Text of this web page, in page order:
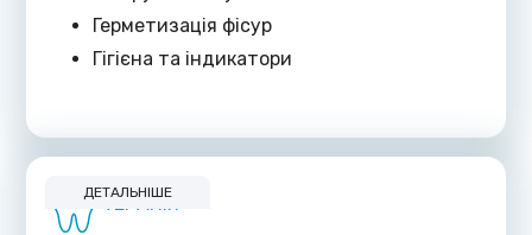
Герметизація фісур
Гігієна та індикатори
ТЕРАПІЯ
ДЕТАЛЬНІШЕ